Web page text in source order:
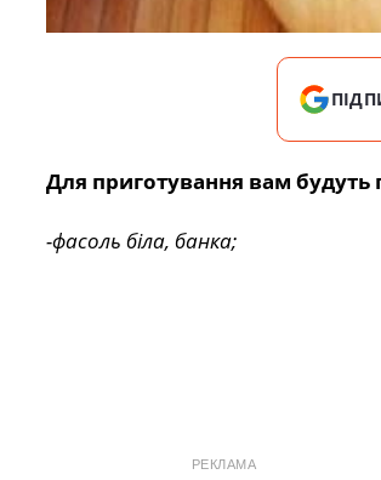
Для приготування вам будуть
-фасоль біла, банка;
РЕКЛАМА